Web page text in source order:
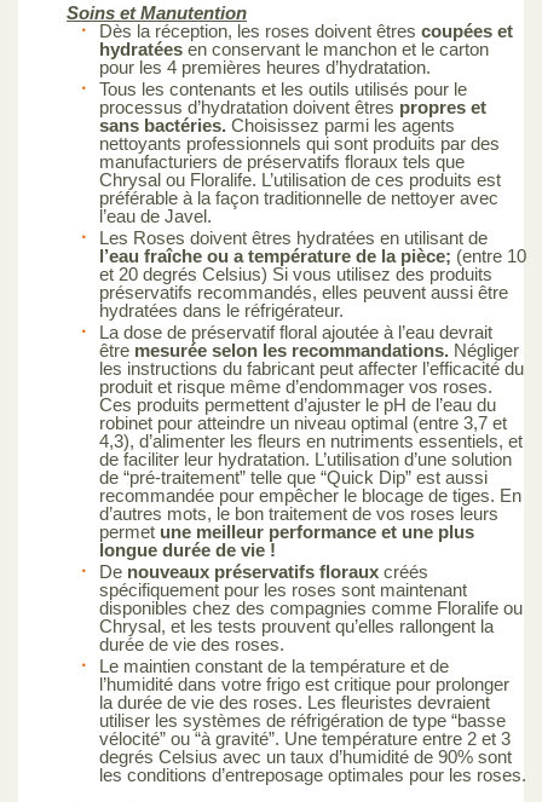
Soins et Manutention
Dès la réception, les roses doivent êtres coupées et
hydratées en conservant le manchon et le carton
pour les 4 premières heures d’hydratation.
Tous les contenants et les outils utilisés pour le
processus d’hydratation doivent êtres propres et
sans bactéries. Choisissez parmi les agents
nettoyants professionnels qui sont produits par des
manufacturiers de préservatifs floraux tels que
Chrysal ou Floralife. L’utilisation de ces produits est
préférable à la façon traditionnelle de nettoyer avec
l’eau de Javel.
Les Roses doivent êtres hydratées en utilisant de
l’eau fraîche ou a température de la pièce; (entre 10
et 20 degrés Celsius) Si vous utilisez des produits
préservatifs recommandés, elles peuvent aussi être
hydratées dans le réfrigérateur.
La dose de préservatif floral ajoutée à l’eau devrait
être mesurée selon les recommandations. Négliger
les instructions du fabricant peut affecter l’efficacité du
produit et risque même d’endommager vos roses.
Ces produits permettent d’ajuster le pH de l’eau du
robinet pour atteindre un niveau optimal (entre 3,7 et
4,3), d’alimenter les fleurs en nutriments essentiels, et
de faciliter leur hydratation. L’utilisation d’une solution
de “pré-traitement” telle que “Quick Dip” est aussi
recommandée pour empêcher le blocage de tiges. En
d’autres mots, le bon traitement de vos roses leurs
permet une meilleur performance et une plus
longue durée de vie !
De nouveaux préservatifs floraux créés
spécifiquement pour les roses sont maintenant
disponibles chez des compagnies comme Floralife ou
Chrysal, et les tests prouvent qu’elles rallongent la
durée de vie des roses.
Le maintien constant de la température et de
l’humidité dans votre frigo est critique pour prolonger
la durée de vie des roses. Les fleuristes devraient
utiliser les systèmes de réfrigération de type “basse
vélocité” ou “à gravité”. Une température entre 2 et 3
degrés Celsius avec un taux d’humidité de 90% sont
les conditions d’entreposage optimales pour les roses.